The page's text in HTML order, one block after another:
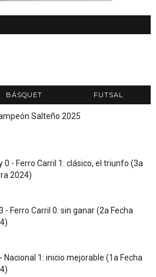
BÁSQUET FUTSAL
Salteño 2025
0 - Ferro Carril 1: clásico, el triunfo (3a
2024)
- Ferro Carril 0: sin ganar (2a Fecha
Nacional 1: inicio mejorable (1a Fecha